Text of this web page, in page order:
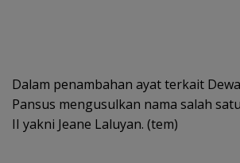
Dalam penambahan ayat terkait
Pansus mengusulkan nama salah
II yakni Jeane Laluyan. (tem)